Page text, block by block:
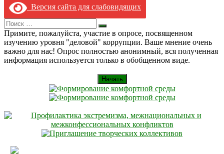
Версия сайта для слабовидящих
Search
for:
Искать
Примите, пожалуйста, участие в опросе, посвященном
изучению уровня "деловой" коррупции. Ваше мнение очень
важно для нас! Опрос полностью анонимный, вся полученная
информация используется только в обобщенном виде.
Начать